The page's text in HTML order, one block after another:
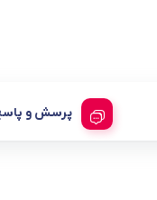
پرسش و